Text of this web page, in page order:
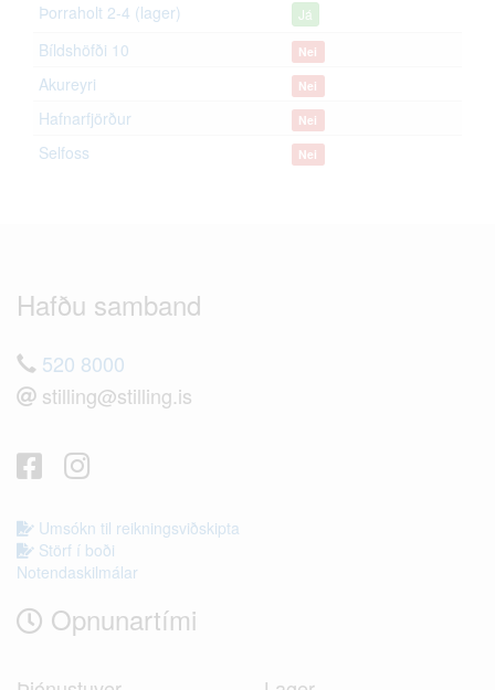
Þorraholt 2-4 (lager)
Já
Bíldshöfði 10 Nei
Akureyri Nei
Hafnarfjörður Nei
Selfoss Nei
Hafðu samband
520 8000
stilling@stilling.is
Umsókn til reikningsviðskipta
Störf í boði
Notendaskilmálar
Opnunartími